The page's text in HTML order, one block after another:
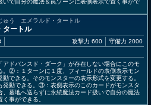
いで自分の魔法＆罠ゾーンに表側表示で置く事がで
ゅう エメラルド・タートル
タートル
攻撃力 600 守備力 2000
ドバンスド・ダーク」が存在しない場合にこのモ
。②：１ターンに１度、フィールドの表側表示モン
できる。そのモンスターの表示形式を変更する。
発動できる。③：表側表示のこのカードがモンスタ
、墓地へ送らずに永続魔法カード扱いで自分の魔法
事ができる。